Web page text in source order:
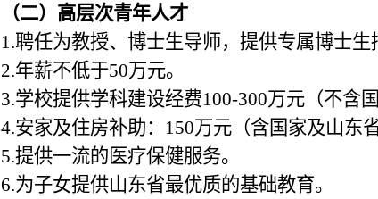
（二）高层次青年人才
1.聘任为教授、博士生导师，提供专属博士生
2.年薪不低于50万元。
3.学校提供学科建设经费100-300万元（不含
4.安家及住房补助： 150万元（含国家及山东
5.提供一流的医疗保健服务。
6.为子女提供山东省最优质的基础教育。